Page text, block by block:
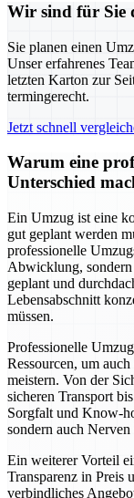
Wir sind für Sie
Sie planen einen
Unser erfahrenes
letzten Karton zur
termingerecht.
Jetzt schnell
Warum eine
Unterschied
Ein Umzug ist eine
gut geplant werden
professionelle
Abwicklung, sondern
geplant und
Lebensabschnitt
müssen.
Professionelle
Ressourcen, um
meistern. Von der
sicheren Transport
Sorgfalt und Know-
sondern auch
Ein weiterer Vorteil
Transparenz in Preis
verbindliches